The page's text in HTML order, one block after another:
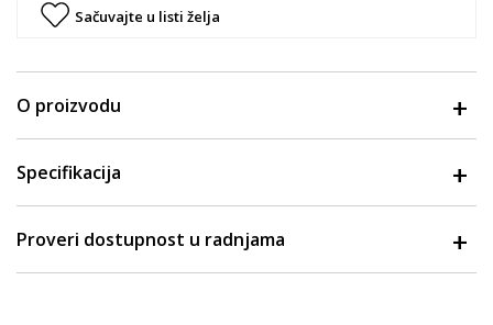
Sačuvajte u listi želja
O proizvodu
Specifikacija
Proveri dostupnost u radnjama